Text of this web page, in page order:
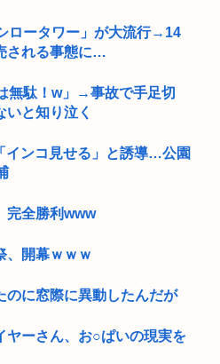
ロータワー」が大流行→14
される事態に…
無駄！w」→事故で手足切
いと知り泣く
インコ見せる」と誘導…公園
完全勝利www
、開幕ｗｗｗ
のに窓際に異動したんだが
ヤーさん、お○ぱいの現実を